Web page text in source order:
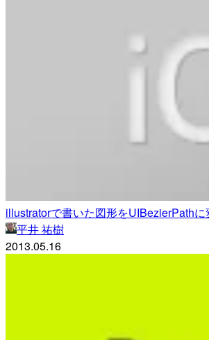
illustratorで書いた図形をUIBezierPath
平井 祐樹
2013.05.16